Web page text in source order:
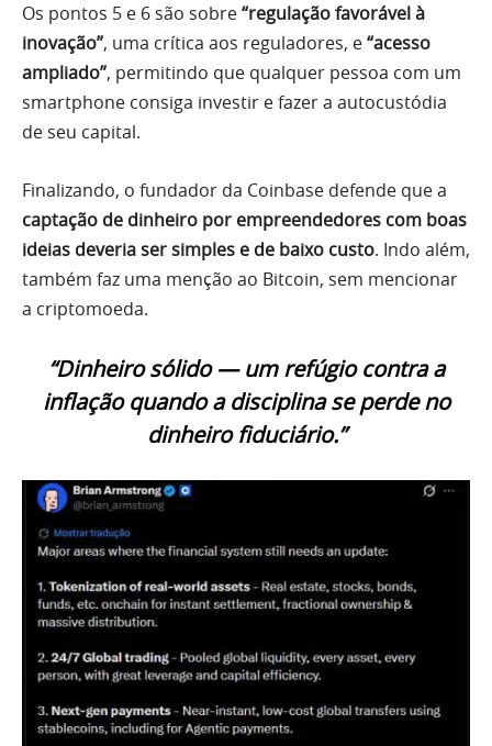
Os pontos 5 e 6 são sobre“regulação favorável à
inovação”, uma crítica aos reguladores, e“acesso
ampliado”, permitindo que qualquer pessoa com um
smartphone consiga investir e fazer a autocustódia
de seu capital.
Finalizando, o fundador da Coinbase defende que a
captação de dinheiro por empreendedores com boas
ideias deveria ser simples e de baixo custo. Indo além,
também faz uma menção ao Bitcoin, sem mencionar
a criptomoeda.
“Dinheiro sólido — um refúgio contra a
inflação quando a disciplina se perde no
dinheiro fiduciário.”